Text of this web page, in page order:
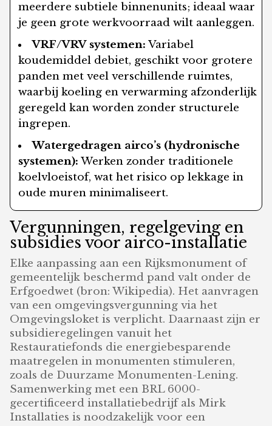
meerdere subtiele binnenunits; ideaal waar
je geen grote werkvoorraad wilt aanleggen.
VRF/VRV systemen: Variabel
koudemiddel debiet, geschikt voor grotere
panden met veel verschillende ruimtes,
waarbij koeling en verwarming afzonderlijk
geregeld kan worden zonder structurele
ingrepen.
Watergedragen airco’s (hydronische
systemen): Werken zonder traditionele
koelvloeistof, wat het risico op lekkage in
oude muren minimaliseert.
Vergunningen, regelgeving en
subsidies voor airco-installatie
Elke aanpassing aan een Rijksmonument of
gemeentelijk beschermd pand valt onder de
Erfgoedwet (bron: Wikipedia). Het aanvragen
van een omgevingsvergunning via het
Omgevingsloket is verplicht. Daarnaast zijn er
subsidieregelingen vanuit het
Restauratiefonds die energiebesparende
maatregelen in monumenten stimuleren,
zoals de Duurzame Monumenten-Lening.
Samenwerking met een BRL 6000-
gecertificeerd installatiebedrijf als Mirk
Installaties is noodzakelijk voor een